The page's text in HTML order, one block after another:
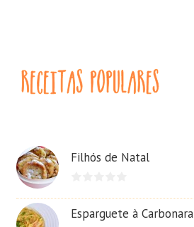
Filhós de Natal
Esparguete à Carbonara